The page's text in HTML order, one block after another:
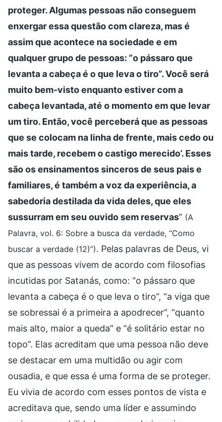
proteger. Algumas pessoas não conseguem
enxergar essa questão com clareza, mas é
assim que acontece na sociedade e em
qualquer grupo de pessoas: “o pássaro que
levanta a cabeça é o que leva o tiro”. Você será
muito bem-visto enquanto estiver com a
cabeça levantada, até o momento em que levar
um tiro. Então, você perceberá que as pessoas
que se colocam na linha de frente, mais cedo ou
mais tarde, recebem o castigo merecido’. Esses
são os ensinamentos sinceros de seus pais e
familiares, é também a voz da experiência, a
sabedoria destilada da vida deles, que eles
sussurram em seu ouvido sem reservas” (A
Palavra, vol. 6: Sobre a busca da verdade, “Como
buscar a verdade (12)”). Pelas palavras de Deus, vi
que as pessoas vivem de acordo com filosofias
incutidas por Satanás, como: “o pássaro que
levanta a cabeça é o que leva o tiro”, “a viga que
se sobressai é a primeira a apodrecer”, “quanto
mais alto, maior a queda” e “é solitário estar no
topo”. Elas acreditam que uma pessoa não deve
se destacar em uma multidão ou agir com
ousadia, e que essa é uma forma de se proteger.
Eu vivia de acordo com esses pontos de vista e
acreditava que, sendo uma líder e assumindo